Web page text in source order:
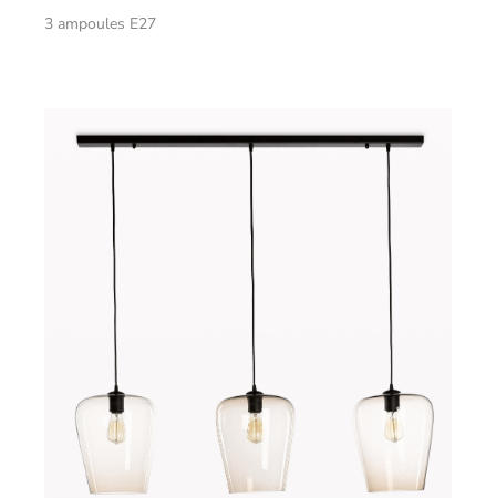
3 ampoules E27